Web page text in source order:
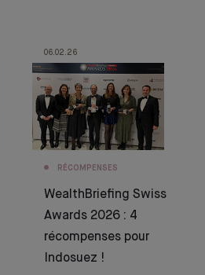
06.02.26
RÉCOMPENSES
WealthBriefing Swiss
Awards 2026 : 4
récompenses pour
Indosuez !